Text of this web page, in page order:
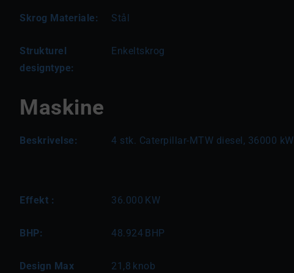
Skrog Materiale: Stål
Strukturel
designtype:
Enkeltskrog
Maskine
Beskrivelse: 4 stk. Caterpillar-MTW diesel, 36000 kW
Effekt : 36.000 KW
BHP: 48.924 BHP
Design Max 21,8 knob